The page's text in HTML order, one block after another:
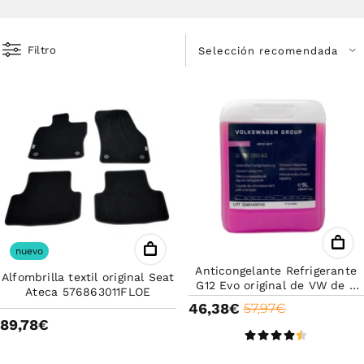
Filtro
Alfombrilla textil original Seat
Ateca 576863011FLOE
89,78€
nuevo
Anticongelante Refrigerante
G12 Evo original de VW de 5
Litros
57,97€
46,38€